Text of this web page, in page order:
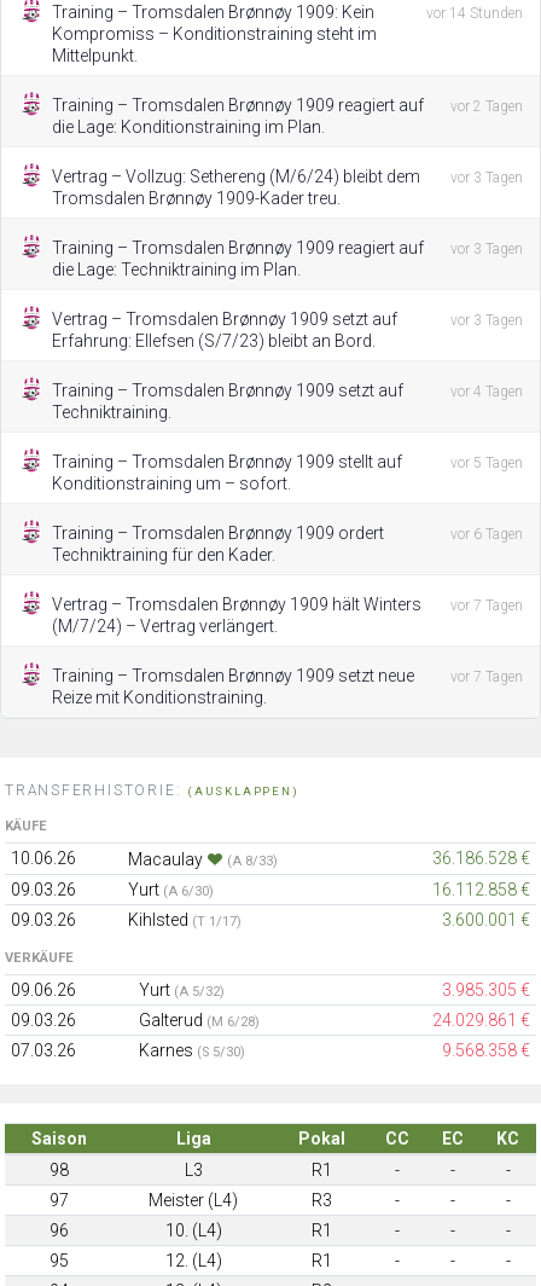
Training – Tromsdalen Brønnøy 1909: Kein
Kompromiss – Konditionstraining steht im
Mittelpunkt.
vor 14 Stunden
Training – Tromsdalen Brønnøy 1909 reagiert auf
die Lage: Konditionstraining im Plan.
vor 2 Tagen
Vertrag – Vollzug: Sethereng (M/6/24) bleibt dem
Tromsdalen Brønnøy 1909-Kader treu.
vor 3 Tagen
Training – Tromsdalen Brønnøy 1909 reagiert auf
die Lage: Techniktraining im Plan.
vor 3 Tagen
Vertrag – Tromsdalen Brønnøy 1909 setzt auf
Erfahrung: Ellefsen (S/7/23) bleibt an Bord.
vor 3 Tagen
Training – Tromsdalen Brønnøy 1909 setzt auf
Techniktraining.
vor 4 Tagen
Training – Tromsdalen Brønnøy 1909 stellt auf
Konditionstraining um – sofort.
vor 5 Tagen
Training – Tromsdalen Brønnøy 1909 ordert
Techniktraining für den Kader.
vor 6 Tagen
Vertrag – Tromsdalen Brønnøy 1909 hält Winters
(M/7/24) – Vertrag verlängert.
vor 7 Tagen
Training – Tromsdalen Brønnøy 1909 setzt neue
Reize mit Konditionstraining.
vor 7 Tagen
TRANSFERHISTORIE: (AUSKLAPPEN)
KÄUFE
10.06.26 Macaulay (A 8/33)
36.186.528 €
09.03.26
Yurt (A 6/30)
16.112.858 €
09.03.26
Kihlsted (T 1/17) 3.600.001 €
VERKÄUFE
09.06.26 Yurt (A 5/32)
3.985.305 €
09.03.26
Galterud (M 6/28)
24.029.861 €
07.03.26
Karnes (S 5/30) 9.568.358 €
Saison Liga Pokal CC EC
KC
98
L3 R1 - -
-
97
Meister (L4) R3 - -
-
96
10. (L4) R1 - -
-
95
12. (L4) R1 - -
-